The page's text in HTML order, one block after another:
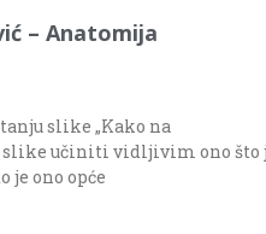
– Anatomija
slike „Kako na
učiniti vidljivim ono što
je ono opće